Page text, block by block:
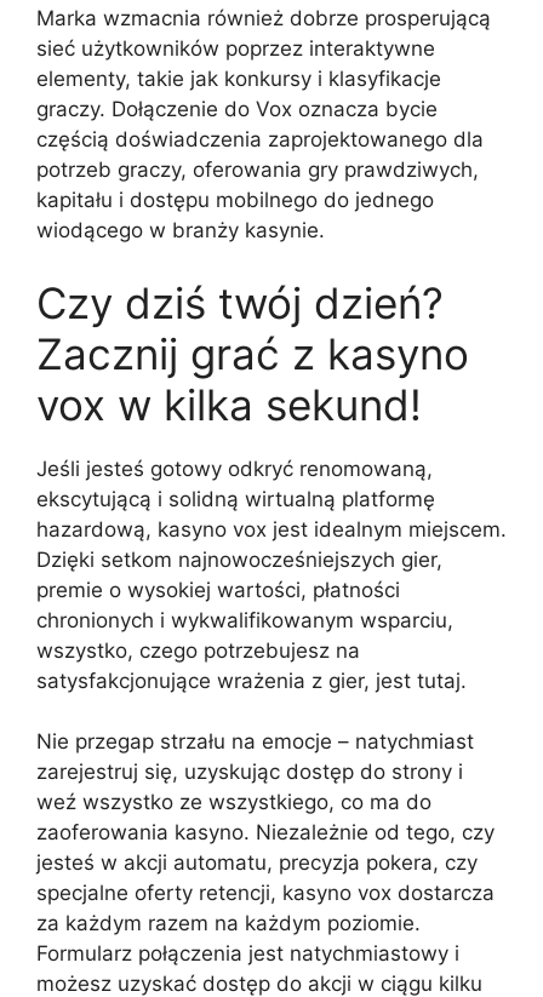
Marka wzmacnia również dobrze prosperującą
sieć użytkowników poprzez interaktywne
elementy, takie jak konkursy i klasyfikacje
graczy. Dołączenie do Vox oznacza bycie
częścią doświadczenia zaprojektowanego dla
potrzeb graczy, oferowania gry prawdziwych,
kapitału i dostępu mobilnego do jednego
wiodącego w branży kasynie.
Czy dziś twój dzień?
Zacznij grać z kasyno
vox w kilka sekund!
Jeśli jesteś gotowy odkryć renomowaną,
ekscytującą i solidną wirtualną platformę
hazardową, kasyno vox jest idealnym miejscem.
Dzięki setkom najnowocześniejszych gier,
premie o wysokiej wartości, płatności
chronionych i wykwalifikowanym wsparciu,
wszystko, czego potrzebujesz na
satysfakcjonujące wrażenia z gier, jest tutaj.
Nie przegap strzału na emocje – natychmiast
zarejestruj się, uzyskując dostęp do strony i
weź wszystko ze wszystkiego, co ma do
zaoferowania kasyno. Niezależnie od tego, czy
jesteś w akcji automatu, precyzja pokera, czy
specjalne oferty retencji, kasyno vox dostarcza
za każdym razem na każdym poziomie.
Formularz połączenia jest natychmiastowy i
możesz uzyskać dostęp do akcji w ciągu kilku